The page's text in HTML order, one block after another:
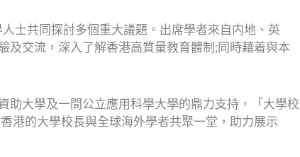
士共同探討多個重大議題。出席學者來自内地、英
及交流，深入了解香港高質量教育體制;同時藉着與本
助大學及一間公立應用科學大學的鼎力支持，「大學校
港的大學校長與全球海外學者共聚一堂，助力展示